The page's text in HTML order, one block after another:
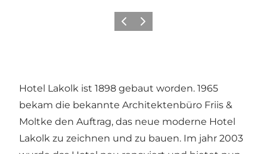
ZurückWeiter
Hotel Lakolk ist 1898 gebaut worden. 1965
bekam die bekannte Architektenbüro Friis &
Moltke den Auftrag, das neue moderne Hotel
Lakolk zu zeichnen und zu bauen. Im jahr 2003